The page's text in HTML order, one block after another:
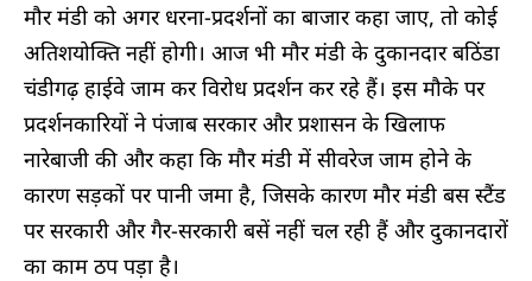
मौर मंडी को अगर धरना-प्रदर्शनों का बाजार कहा जाए, तो कोई
अतिशयोक्ति नहीं होगी। आज भी मौर मंडी के दुकानदार बठिंडा
चंडीगढ़ हाईवे जाम कर विरोध प्रदर्शन कर रहे हैं। इस मौके पर
प्रदर्शनकारियों ने पंजाब सरकार और प्रशासन के खिलाफ
नारेबाजी की और कहा कि मौर मंडी में सीवरेज जाम होने के
कारण सड़कों पर पानी जमा है, जिसके कारण मौर मंडी बस स्टैंड
पर सरकारी और गैर-सरकारी बसें नहीं चल रही हैं और दुकानदारों
का काम ठप पड़ा है।